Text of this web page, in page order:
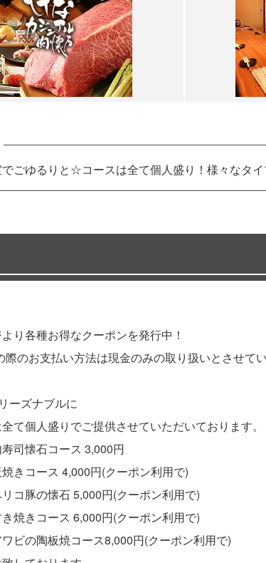
ごゆるりと☆コースは全て個人盛り！様々なタ
り各種お得なクーポンを発行中！
際のお支払い方法は現金のみの取り扱いとさせて
ーズナブルに
て個人盛りでご提供させていただいております。
司懐石コース 3,000円
焼きコース 4,000円(クーポン利用で)
リコ豚の懐石 5,000円(クーポン利用で)
き焼きコース 6,000円(クーポン利用で)
ワビの陶板焼コース8,000円(クーポン利用で)